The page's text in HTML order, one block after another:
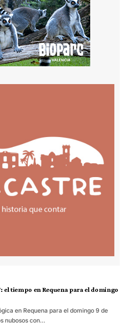
el tiempo en Requena para el domingo
en Requena para el domingo 9 de
nubosos con…